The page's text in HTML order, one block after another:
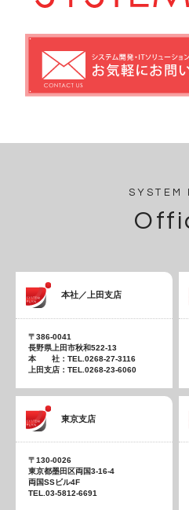
SYSTEM
本社／上田支店
〒386-0041
長野県上田市秋和522-13
本 社：TEL.0268-27-3116
上田支店：TEL.0268-23-6060
東京支店
〒130-0026
東京都墨田区両国3-16-4
両国SSビル4F
TEL.03-5812-6691